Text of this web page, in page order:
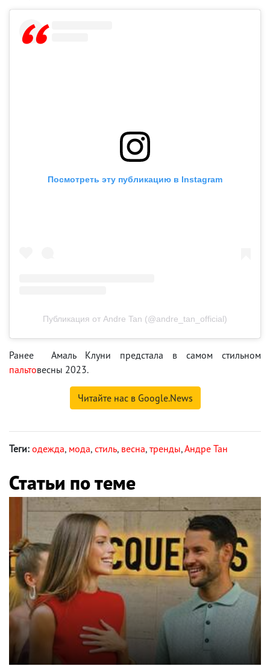
Посмотреть эту публикацию в Instagram
Публикация от Andre Tan (@andre_tan_official)
Ранее Амаль Клуни предстала в самом стильном
пальтовесны 2023.
Читайте нас в Google.News
Теги: одежда, мода, стиль, весна, тренды,Андре Тан
Статьи по теме